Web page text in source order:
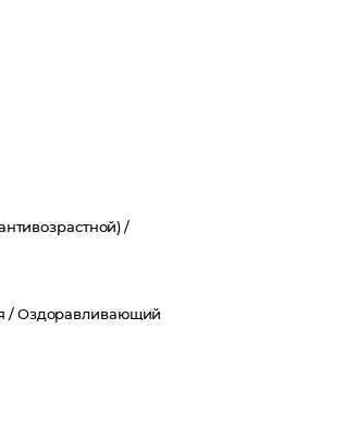
/
/ Оздоравливающий